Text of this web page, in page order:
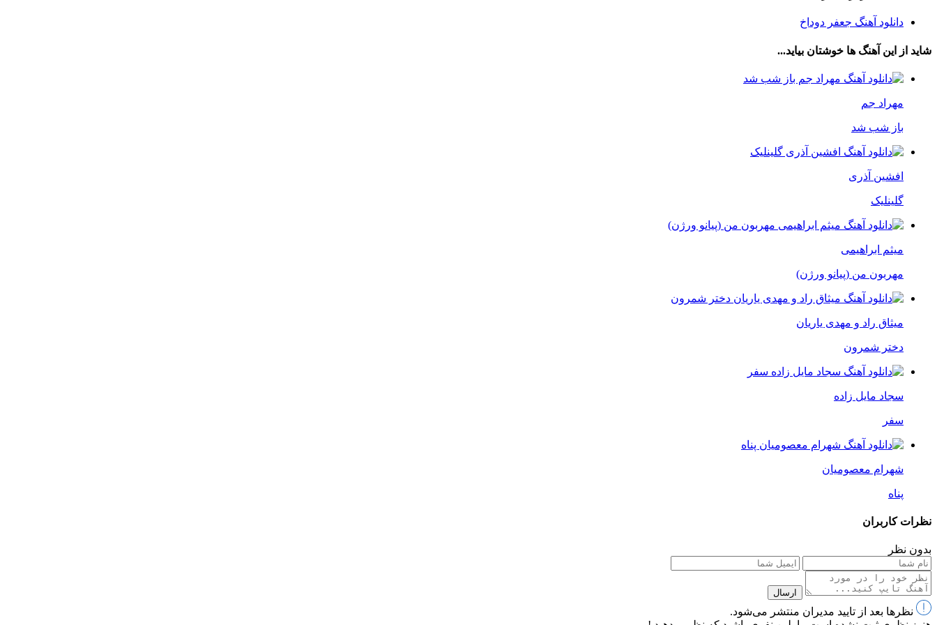
دانلود آهنگ جعفر دوداخ
شاید از این آهنگ ها خوشتان بیاید...
مهراد جم
باز شب شد
افشین آذری
گلینلیک
میثم ابراهیمی
مهربون من (پیانو ورژن)
میثاق راد و مهدی یاریان
دختر شمرون
سجاد مایل زاده
سفر
شهرام معصومیان
پناه
نظرات کاربران
بدون نظر
ارسال
نظرها بعد از تایید مدیران منتشر می‌شود.